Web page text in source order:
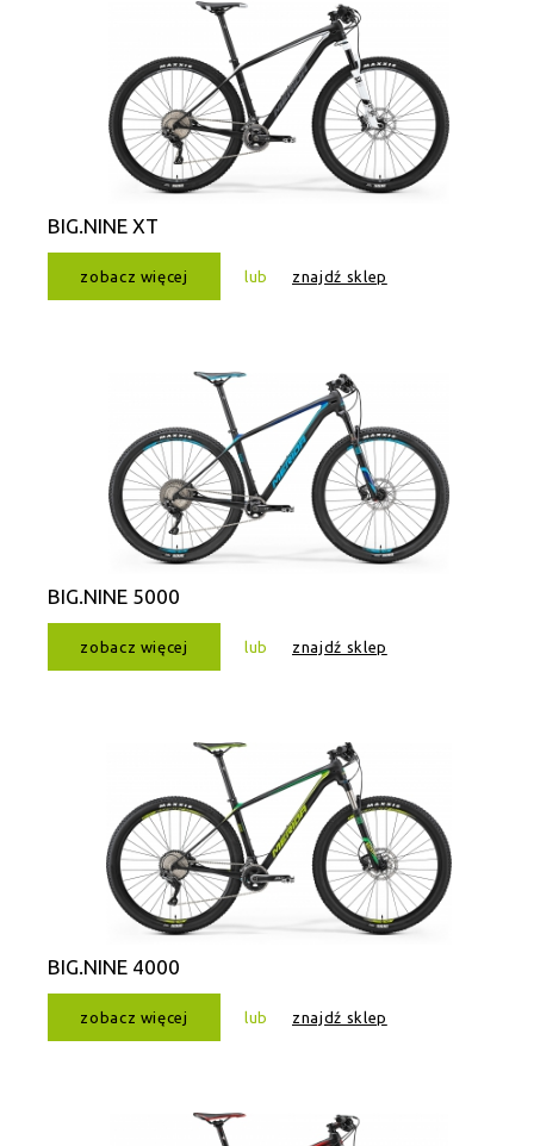
BIG.NINE XT
zobacz więcej lub znajdź sklep
BIG.NINE 5000
zobacz więcej lub znajdź sklep
BIG.NINE 4000
zobacz więcej lub znajdź sklep